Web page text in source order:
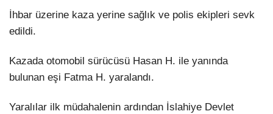
Youtube
İhbar üzerine kaza yerine sağlık ve polis ekipleri sevk
edildi.
Kazada otomobil sürücüsü Hasan H. ile yanında
bulunan eşi Fatma H. yaralandı.
Yaralılar ilk müdahalenin ardından İslahiye Devlet